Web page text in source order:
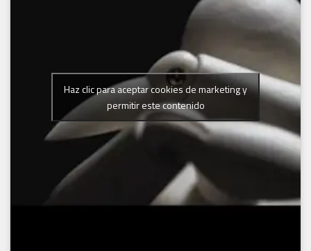
Haz clic para aceptar cookies de marketing y
permitir este contenido